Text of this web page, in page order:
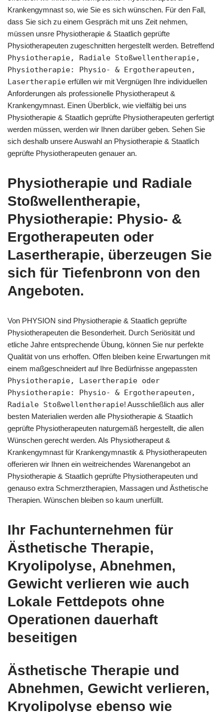
Krankengymnast so, wie Sie es sich wünschen. Für den Fall,
dass Sie sich zu einem Gespräch mit uns Zeit nehmen,
müssen unsre Physiotherapie & Staatlich geprüfte
Physiotherapeuten zugeschnitten hergestellt werden. Betreffend
Physiotherapie, Radiale Stoßwellentherapie,
Physiotherapie: Physio- & Ergotherapeuten,
Lasertherapie erfüllen wir mit Vergnügen Ihre individuellen
Anforderungen als professionelle Physiotherapeut &
Krankengymnast. Einen Überblick, wie vielfältig bei uns
Physiotherapie & Staatlich geprüfte Physiotherapeuten gerfertigt
werden müssen, werden wir Ihnen darüber geben. Sehen Sie
sich deshalb unsere Auswahl an Physiotherapie & Staatlich
geprüfte Physiotherapeuten genauer an.
Physiotherapie und Radiale
Stoßwellentherapie,
Physiotherapie: Physio- &
Ergotherapeuten oder
Lasertherapie, überzeugen Sie
sich für Tiefenbronn von den
Angeboten.
Von PHYSION sind Physiotherapie & Staatlich geprüfte
Physiotherapeuten die Besonderheit. Durch Seriösität und
etliche Jahre entsprechende Übung, können Sie nur perfekte
Qualität von uns erhoffen. Offen bleiben keine Erwartungen mit
einem maßgeschneidert auf Ihre Bedürfnisse angepassten
Physiotherapie, Lasertherapie oder
Physiotherapie: Physio- & Ergotherapeuten,
Radiale Stoßwellentherapie! Ausschließlich aus aller
besten Materialien werden alle Physiotherapie & Staatlich
geprüfte Physiotherapeuten naturgemäß hergestellt, die allen
Wünschen gerecht werden. Als Physiotherapeut &
Krankengymnast für Krankengymnastik & Physiotherapeuten
offerieren wir Ihnen ein weitreichendes Warenangebot an
Physiotherapie & Staatlich geprüfte Physiotherapeuten und
genauso extra Schmerztherapien, Massagen und Ästhetische
Therapien. Wünschen bleiben so kaum unerfüllt.
Ihr Fachunternehmen für
Ästhetische Therapie,
Kryolipolyse, Abnehmen,
Gewicht verlieren wie auch
Lokale Fettdepots ohne
Operationen dauerhaft
beseitigen
Ästhetische Therapie und
Abnehmen, Gewicht verlieren,
Kryolipolyse ebenso wie